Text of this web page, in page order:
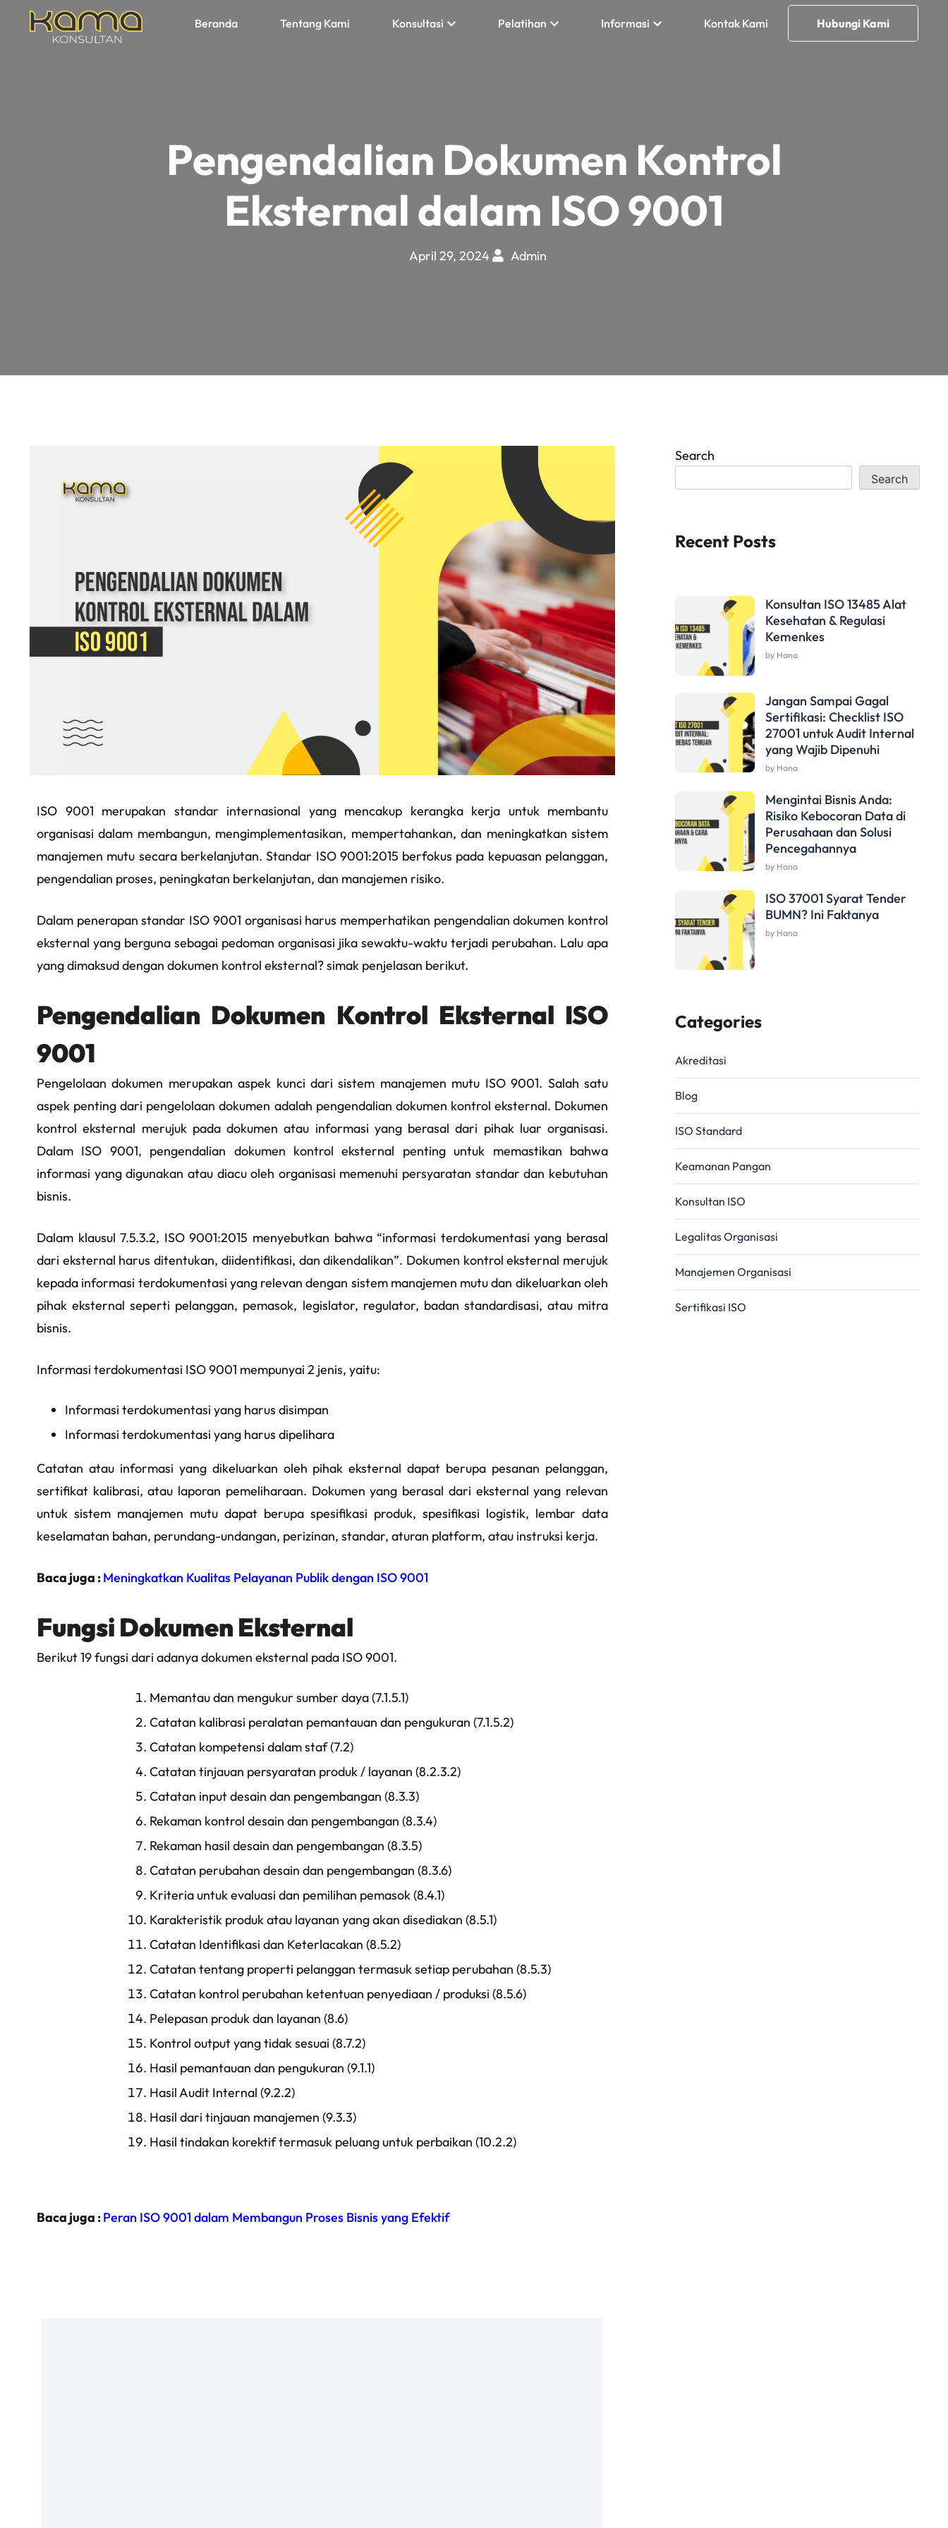
Beranda Tentang Kami Konsultasi Pelatihan Informasi Kontak Kami Hubungi Kami
Pengendalian Dokumen Kontrol
Eksternal dalam ISO 9001
April 29, 2024 Admin
ISO 9001 merupakan standar internasional yang mencakup kerangka kerja untuk membantu
organisasi dalam membangun, mengimplementasikan, mempertahankan, dan meningkatkan sistem
manajemen mutu secara berkelanjutan. Standar ISO 9001:2015 berfokus pada kepuasan pelanggan,
pengendalian proses, peningkatan berkelanjutan, dan manajemen risiko.
Dalam penerapan standar ISO 9001 organisasi harus memperhatikan pengendalian dokumen kontrol
eksternal yang berguna sebagai pedoman organisasi jika sewaktu-waktu terjadi perubahan. Lalu apa
yang dimaksud dengan dokumen kontrol eksternal? simak penjelasan berikut.
Pengendalian Dokumen Kontrol Eksternal ISO
9001
Pengelolaan dokumen merupakan aspek kunci dari sistem manajemen mutu ISO 9001. Salah satu
aspek penting dari pengelolaan dokumen adalah pengendalian dokumen kontrol eksternal. Dokumen
kontrol eksternal merujuk pada dokumen atau informasi yang berasal dari pihak luar organisasi.
Dalam ISO 9001, pengendalian dokumen kontrol eksternal penting untuk memastikan bahwa
informasi yang digunakan atau diacu oleh organisasi memenuhi persyaratan standar dan kebutuhan
bisnis.
Dalam klausul 7.5.3.2, ISO 9001:2015 menyebutkan bahwa “informasi terdokumentasi yang berasal
dari eksternal harus ditentukan, diidentifikasi, dan dikendalikan”. Dokumen kontrol eksternal merujuk
kepada informasi terdokumentasi yang relevan dengan sistem manajemen mutu dan dikeluarkan oleh
pihak eksternal seperti pelanggan, pemasok, legislator, regulator, badan standardisasi, atau mitra
bisnis.
Informasi terdokumentasi ISO 9001 mempunyai 2 jenis, yaitu:
Informasi terdokumentasi yang harus disimpan
Informasi terdokumentasi yang harus dipelihara
Catatan atau informasi yang dikeluarkan oleh pihak eksternal dapat berupa pesanan pelanggan,
sertifikat kalibrasi, atau laporan pemeliharaan. Dokumen yang berasal dari eksternal yang relevan
untuk sistem manajemen mutu dapat berupa spesifikasi produk, spesifikasi logistik, lembar data
keselamatan bahan, perundang-undangan, perizinan, standar, aturan platform, atau instruksi kerja.
Baca juga :Meningkatkan Kualitas Pelayanan Publik dengan ISO 9001
Fungsi Dokumen Eksternal
Berikut 19 fungsi dari adanya dokumen eksternal pada ISO 9001.
Memantau dan mengukur sumber daya (7.1.5.1)
Catatan kalibrasi peralatan pemantauan dan pengukuran (7.1.5.2)
Catatan kompetensi dalam staf (7.2)
Catatan tinjauan persyaratan produk / layanan (8.2.3.2)
Catatan input desain dan pengembangan (8.3.3)
Rekaman kontrol desain dan pengembangan (8.3.4)
Rekaman hasil desain dan pengembangan (8.3.5)
Catatan perubahan desain dan pengembangan (8.3.6)
Kriteria untuk evaluasi dan pemilihan pemasok (8.4.1)
Karakteristik produk atau layanan yang akan disediakan (8.5.1)
Catatan Identifikasi dan Keterlacakan (8.5.2)
Catatan tentang properti pelanggan termasuk setiap perubahan (8.5.3)
Catatan kontrol perubahan ketentuan penyediaan / produksi (8.5.6)
Pelepasan produk dan layanan (8.6)
Kontrol output yang tidak sesuai (8.7.2)
Hasil pemantauan dan pengukuran (9.1.1)
Hasil Audit Internal (9.2.2)
Hasil dari tinjauan manajemen (9.3.3)
Hasil tindakan korektif termasuk peluang untuk perbaikan (10.2.2)
Baca juga :Peran ISO 9001 dalam Membangun Proses Bisnis yang Efektif
Search
Search
Recent Posts
Konsultan ISO 13485 Alat
Kesehatan & Regulasi
Kemenkes
by Hana
Jangan Sampai Gagal
Sertifikasi: Checklist ISO
27001 untuk Audit Internal
yang Wajib Dipenuhi
by Hana
Mengintai Bisnis Anda:
Risiko Kebocoran Data di
Perusahaan dan Solusi
Pencegahannya
by Hana
ISO 37001 Syarat Tender
BUMN? Ini Faktanya
by Hana
Categories
Akreditasi
Blog
ISO Standard
Keamanan Pangan
Konsultan ISO
Legalitas Organisasi
Manajemen Organisasi
Sertifikasi ISO